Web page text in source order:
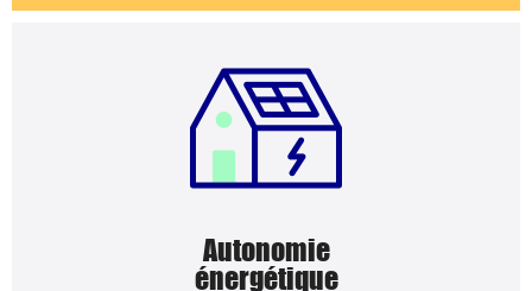
Autonomie
énergétique